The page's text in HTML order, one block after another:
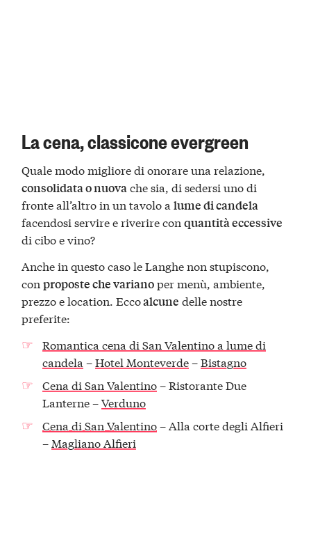
La cena, classicone evergreen
Quale modo migliore di onorare una relazione,
consolidata o nuovache sia, di sedersi uno di
fronte all’altro in un tavolo alume di candela
facendosi servire e riverire conquantità eccessive
di cibo e vino?
Anche in questo caso le Langhe non stupiscono,
conproposte che varianoper menù, ambiente,
prezzo e location. Eccoalcune delle nostre
preferite:
Romantica cena di San Valentino a lume di
candela –Hotel Monteverde–Bistagno
Cena di San Valentino– Ristorante Due
Lanterne –Verduno
Cena di San Valentino– Alla corte degli Alfieri
– Magliano Alfieri